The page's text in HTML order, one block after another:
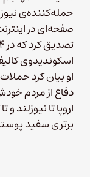
حمله‌کننده‌ی
صفحه‌ای در
اسکوندیدوی
او بیان کرد
دفاع از مردم
اروپا تا نیوزلند
برتری سفید